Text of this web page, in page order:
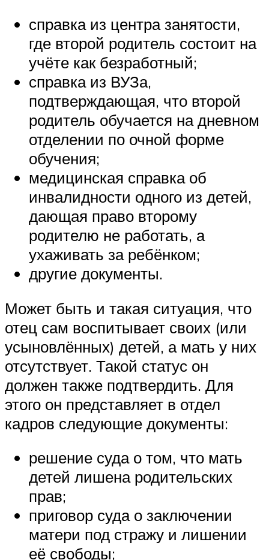
справка из центра занятости,
где второй родитель состоит на
учёте как безработный;
справка из ВУЗа,
подтверждающая, что второй
родитель обучается на дневном
отделении по очной форме
обучения;
медицинская справка об
инвалидности одного из детей,
дающая право второму
родителю не работать, а
ухаживать за ребёнком;
другие документы.
Может быть и такая ситуация, что
отец сам воспитывает своих (или
усыновлённых) детей, а мать у них
отсутствует. Такой статус он
должен также подтвердить. Для
этого он представляет в отдел
кадров следующие документы:
решение суда о том, что мать
детей лишена родительских
прав;
приговор суда о заключении
матери под стражу и лишении
её свободы;